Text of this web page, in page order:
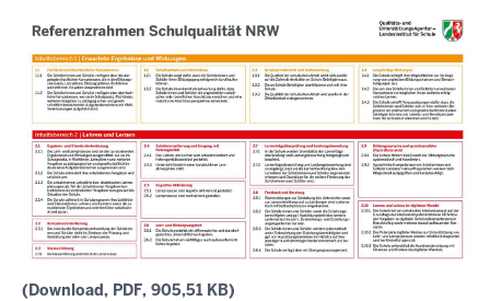
(Download, PDF, 905,51 KB)